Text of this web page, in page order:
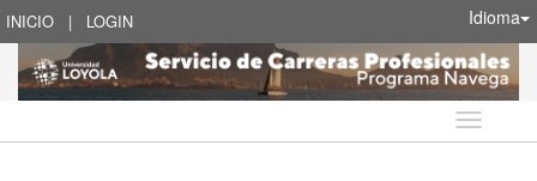
INICIO | LOGIN Idioma
Idioma